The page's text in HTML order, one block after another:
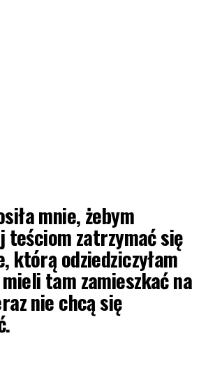
mnie, żebym
teściom zatrzymać się
którą odziedziczyłam
tam zamieszkać na
nie chcą się